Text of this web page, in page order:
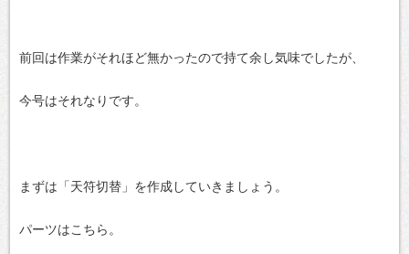
前回は作業がそれほど無かったので持て余し気味でしたが、
今号はそれなりです。
まずは「天符切替」を作成していきましょう。
パーツはこちら。